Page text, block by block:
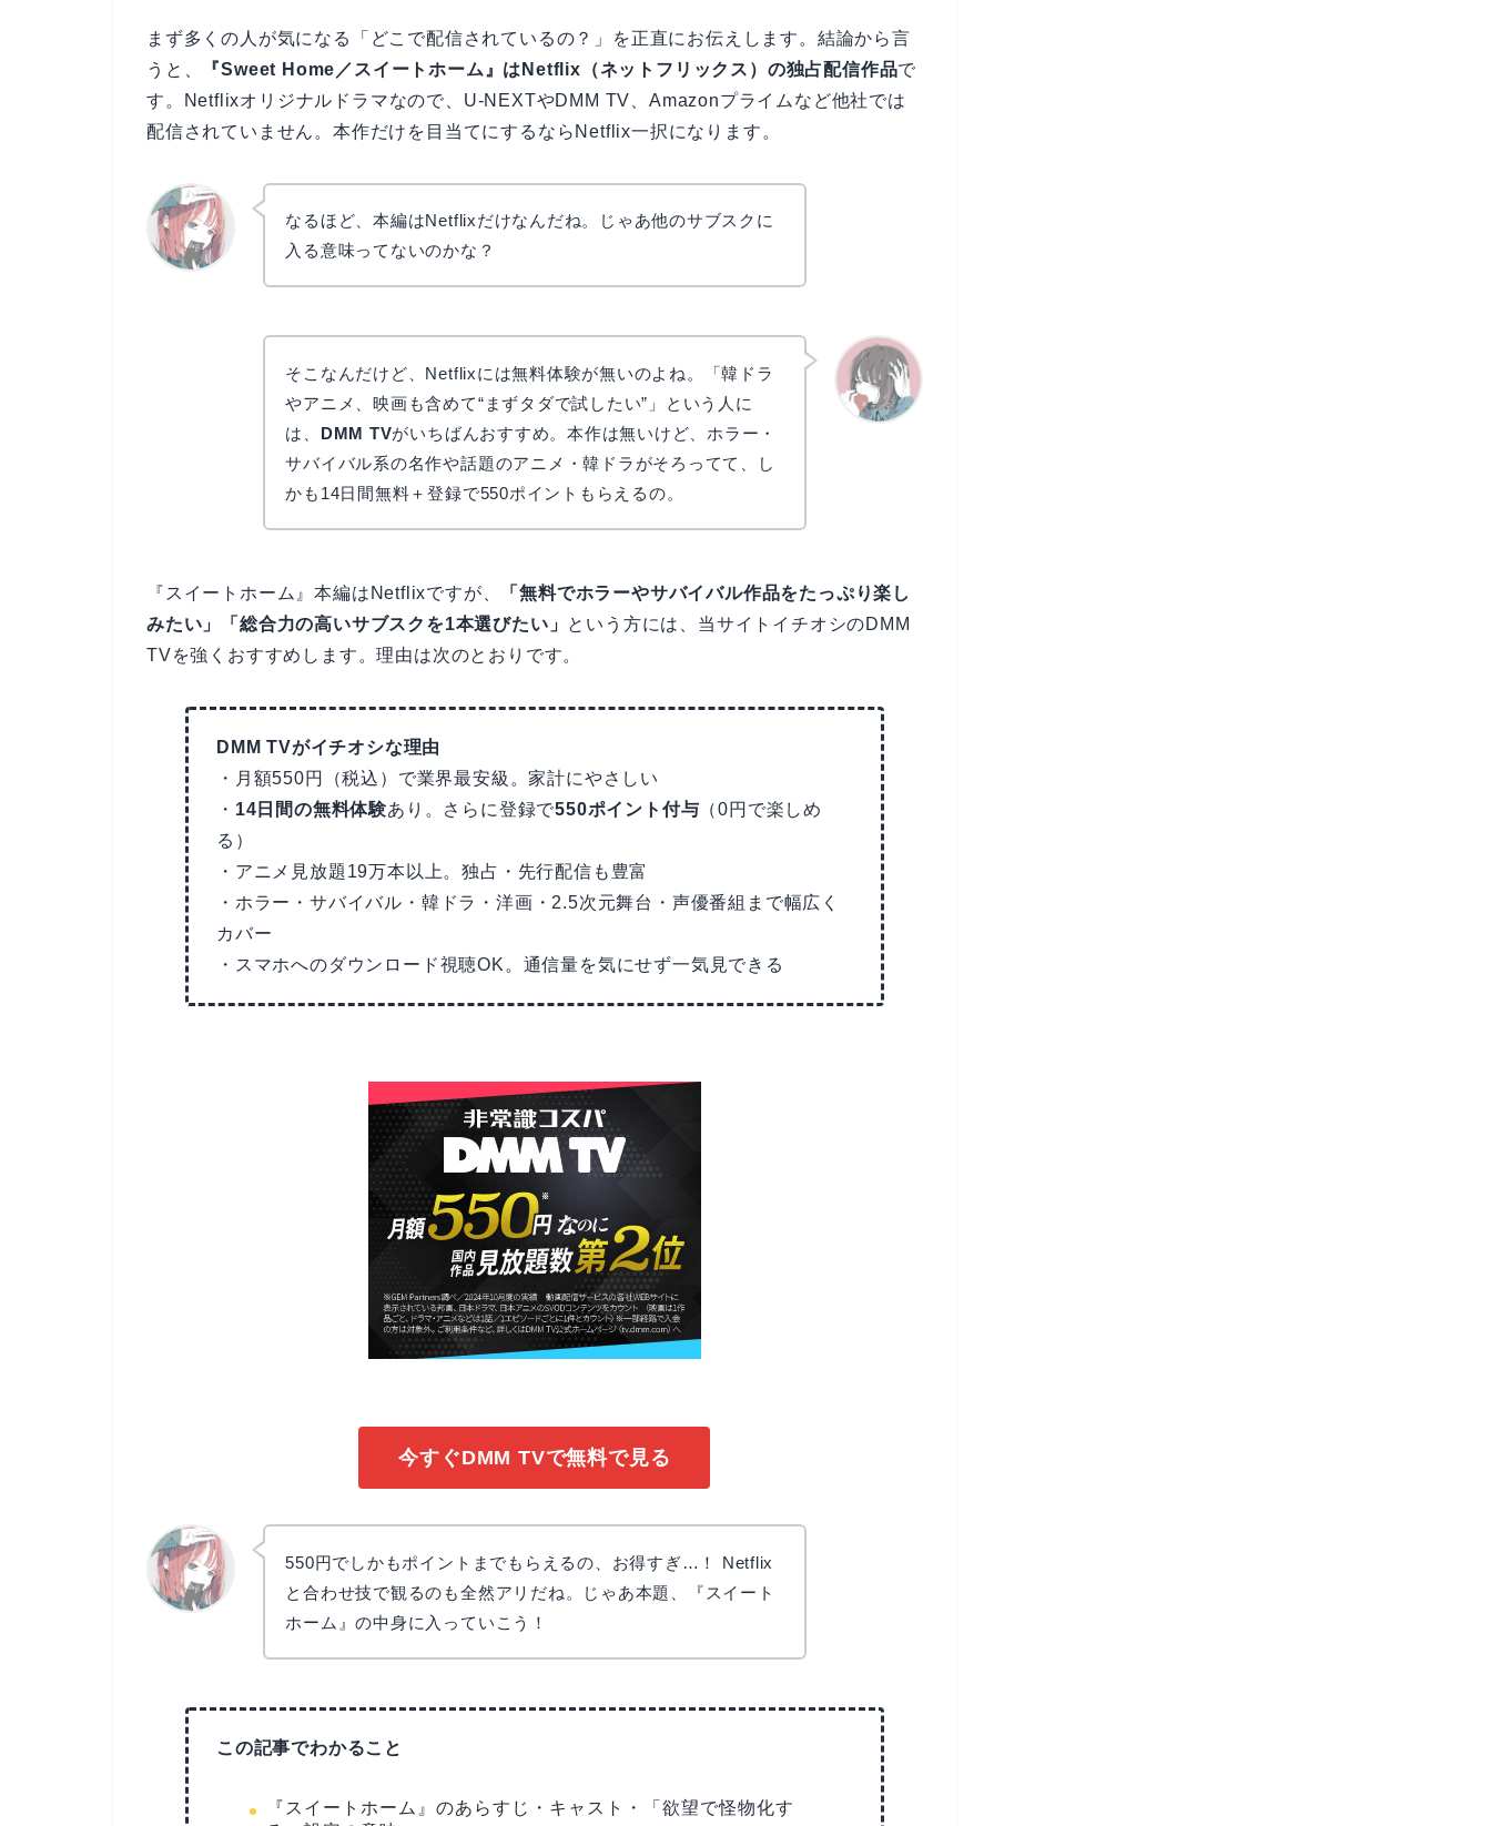
まず多くの人が気になる「どこで配信されているの？」を正直にお伝えします。結論から言
うと、
『Sweet Home／スイートホーム』はNetflix（ネットフリックス）の独占配信作品で
す。Netflixオリジナルドラマなので、U-NEXTやDMM TV、Amazonプライムなど他社では
配信されていません。本作だけを目当てにするならNetflix一択になります。
なるほど、本編はNetflixだけなんだね。じゃあ他のサブスクに
入る意味ってないのかな？
そこなんだけど、Netflixには無料体験が無いのよね。「韓ドラ
やアニメ、映画も含めて“まずタダで試したい”」という人に
は、 DMM TVがいちばんおすすめ。本作は無いけど、ホラー・
サバイバル系の名作や話題のアニメ・韓ドラがそろってて、し
かも14日間無料＋登録で550ポイントもらえるの。
『スイートホーム』本編はNetflixですが、
「無料でホラーやサバイバル作品をたっぷり楽し
みたい」「総合力の高いサブスクを1本選びたい」 という方には、当サイトイチオシのDMM
TVを強くおすすめします。理由は次のとおりです。
DMM TVがイチオシな理由
・月額550円（税込）で業界最安級。家計にやさしい
・ 14日間の無料体験あり。さらに登録で550ポイント付与 （0円で楽しめ
る）
・アニメ見放題19万本以上。独占・先行配信も豊富
・ホラー・サバイバル・韓ドラ・洋画・2.5次元舞台・声優番組まで幅広く
カバー
・スマホへのダウンロード視聴OK。通信量を気にせず一気見できる
今すぐDMM TVで無料で見る
550円でしかもポイントまでもらえるの、お得すぎ…！ Netflix
と合わせ技で観るのも全然アリだね。じゃあ本題、『スイート
ホーム』の中身に入っていこう！
この記事でわかること
『スイートホーム』のあらすじ・キャスト・「欲望で怪物化す